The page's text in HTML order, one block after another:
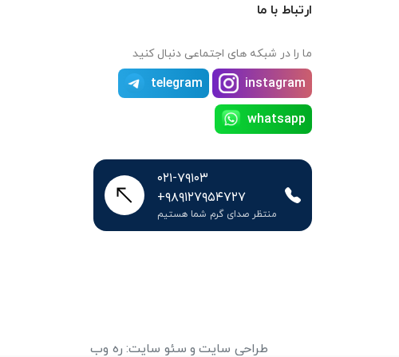
ارتباط با ما
ما را در شبکه های اجتماعی دنبال کنید
instagram
telegram
whatsapp
۰۲۱-۷۹۱۰۳
+۹۸۹۱۲۷۹۵۴۷۲۷
منتظر صدای گرم شما هستیم
طراحی سایت و سئو سایت: ره وب